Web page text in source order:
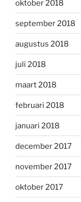
oktober 2018
september 2018
augustus 2018
juli 2018
maart 2018
februari 2018
januari 2018
december 2017
november 2017
oktober 2017